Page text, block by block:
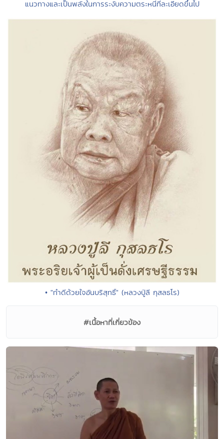
แนวทางและเป็นพลังในการระงับความตระหนี่ที่ละเอียดขึ้นไป
• "ทำดีด้วยใจอันบริสุทธิ์" (หลวงปู่ลี กุสลธโร)
#เนื้อหาที่เกี่ยวข้อง